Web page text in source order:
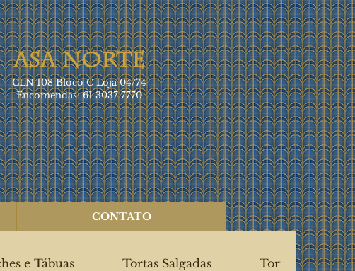
ASA NORTE
CLN 108 Bloco C Loja 04/74
Encomendas: 61 3037 7770
CONTATO
e Tábuas Tortas Salgadas Tortas Doces